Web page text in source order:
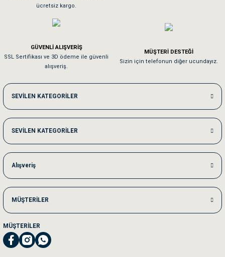
Kedilerim beğeniyorlar. Memnunuz. Uygun fiyatta olması iyi.
Me***** Ya******
Akşam verdiğim sipariş bir sonraki gün elime ulaştı. Jack russell köpeğim
Ka***** Ar******
Ufak bir sorun harici sorun olmadı sağolsunlar onuda hemen çözdüler
ücretsiz kargo.
GÜVENLİ ALIŞVERİŞ
SSL Sertifikası ve 3D ödeme ile güvenli
alışveriş.
MÜŞTERİ DESTEĞİ
Sizin için telefonun diğer ucundayız.
SEVİLEN KATEGORİLER
SEVİLEN KATEGORİLER
Alışveriş
MÜŞTERİLER
MÜŞTERİLER